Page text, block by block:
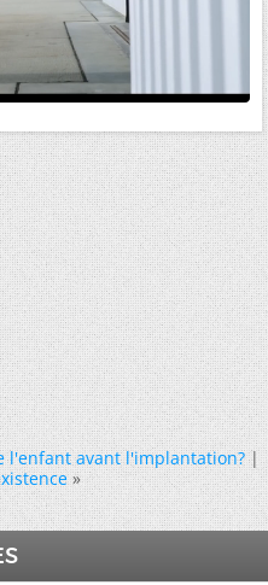
l'enfant avant l'implantation?|
»